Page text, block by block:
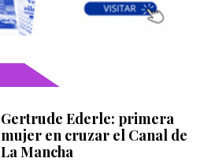
Gertrude Ederle: primera
mujer en cruzar el Canal de
La Mancha